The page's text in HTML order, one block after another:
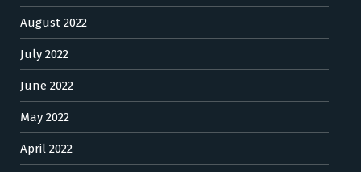
August 2022
July 2022
June 2022
May 2022
April 2022